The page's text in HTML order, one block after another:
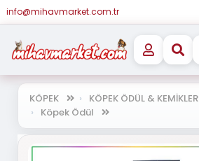
info@mihavmarket.com.tr
KÖPEK
KÖPEK ÖDÜL & KEMİKLER
Köpek Ödül